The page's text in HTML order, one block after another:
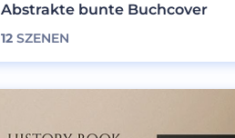
Abstrakte bunte Buchcover
12 SZENEN